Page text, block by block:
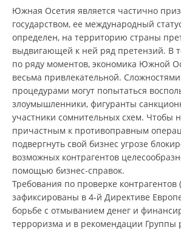
Южная Осетия является частично
государством, ее международный
определен, на территорию страны
выдвигающей к ней ряд претензий. В
по ряду моментов, экономика Южной
весьма привлекательной.
процедурами могут попытаться
злоумышленники, фигуранты
участники сомнительных схем. Чтобы
причастным к противоправным
подвергнуть свой бизнес угрозе
возможных контрагентов
помощью бизнес-справок.
Требования по проверке контрагентов
зафиксированы в 4-й Директиве
борьбе с отмыванием денег и
терроризма и в рекомендации Группы